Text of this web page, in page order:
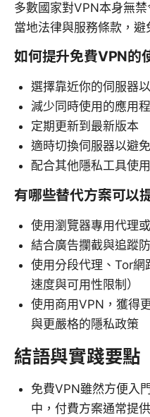
多數國家對VPN本身無
當地法律與服務條款，避
如何提升免費VPN的
選擇靠近你的伺服器
減少同時使用的應用
定期更新到最新版本
適時切換伺服器以避
配合其他隱私工具使用
有哪些替代方案可以
使用瀏覽器專用代理
結合廣告攔截與追蹤
使用分段代理、Tor網
速度與可用性限制）
使用商用VPN，獲得
與更嚴格的隱私政策
結語與實踐要點
免費VPN雖然方便入
中，付費方案通常提